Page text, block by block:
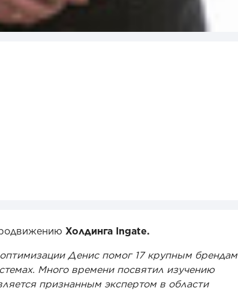
Холдинга Ingate.
Денис помог 17 крупным брендам
Много времени посвятил изучению
признанным экспертом в области